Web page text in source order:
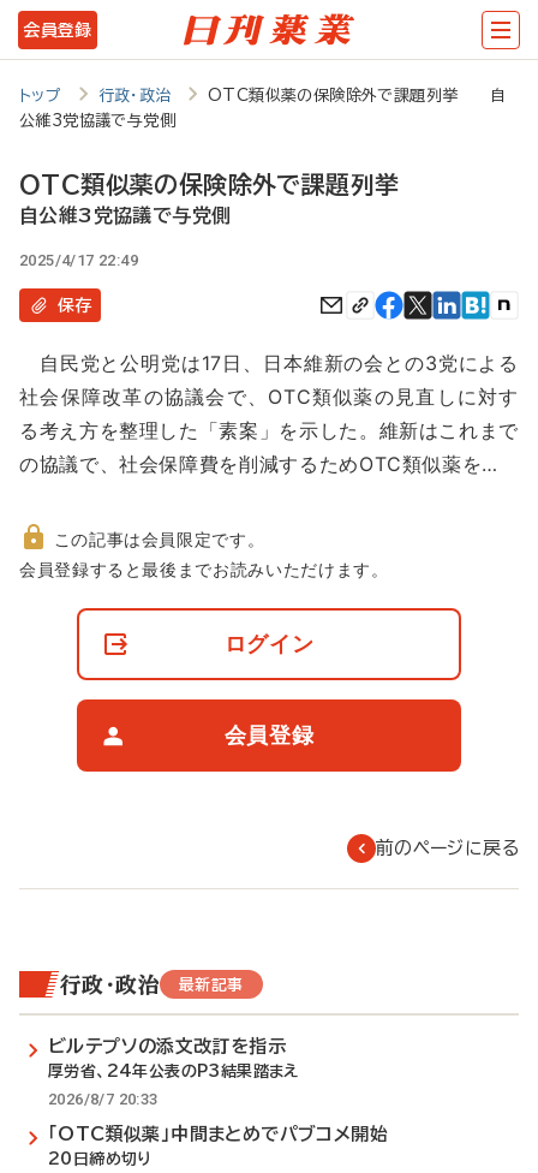
メ
イ
ツ
に
動
会員登録
トップ 行政・政治
OTC類似薬の保険除外で課題列挙 自
公維3党協議で与党側
OTC類似薬の保険除外で課題列挙
自公維3党協議で与党側
2025/4/17 22:49
保存
自民党と公明党は17日、日本維新の会との3党による
社会保障改革の協議会で、OTC類似薬の見直しに対す
る考え方を整理した「素案」を示した。維新はこれまで
の協議で、社会保障費を削減するためOTC類似薬を…
非
この記事は会員限定です。
会員登録すると最後までお読みいただけます。
ログイン
会員登録
前のページに戻る
行政・政治 最新記事
ビルテプソの添文改訂を指示
厚労省、24年公表のP3結果踏まえ
2026/8/7 20:33
「OTC類似薬」中間まとめでパブコメ開始
20日締め切り